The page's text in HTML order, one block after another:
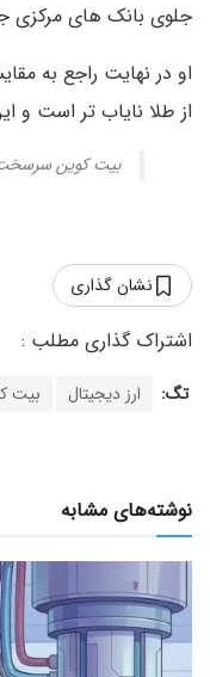
جلوی بانک های مرکزی
او در نهایت راجع به
از طلا نایاب تر است و
بیت کوین
نشان گذاری
تگ: ارز دیجیتال بیت
نوشته‌های مشابه